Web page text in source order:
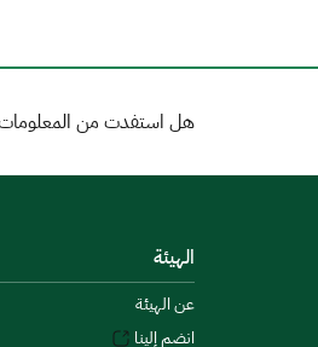
هل استفدت من
الهيئة
عن الهيئة
انضم إلينا